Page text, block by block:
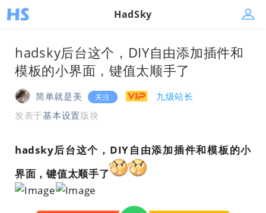
HadSky
hadsky后台这个，DIY自由添加插件和
模板的小界面，键值太顺手了
简单就是美 关注
九级站长
发表于基本设置版块
hadsky后台这个，DIY自由添加插件和模板的小
界面，键值太顺手了